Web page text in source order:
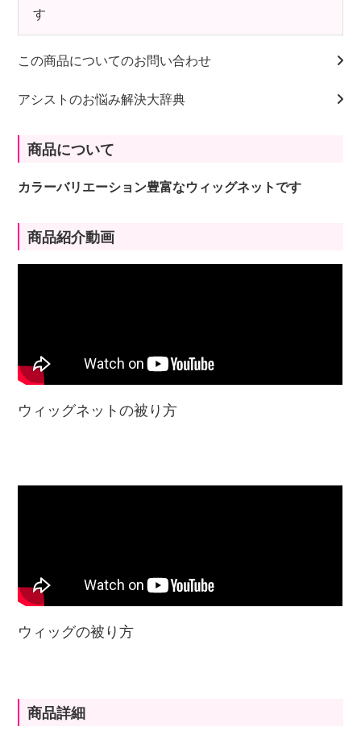
す
この商品についてのお問い合わせ
アシストのお悩み解決大辞典
商品について
カラーバリエーション豊富なウィッグネットです
商品紹介動画
ウィッグネットの被り方
ウィッグの被り方
商品詳細